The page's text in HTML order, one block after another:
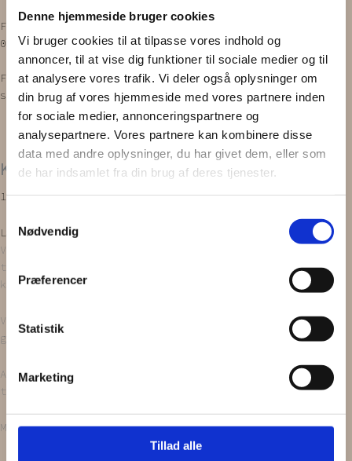
Denne hjemmeside bruger cookies
Vi bruger cookies til at tilpasse vores indhold og
annoncer, til at vise dig funktioner til sociale medier og til
at analysere vores trafik. Vi deler også oplysninger om
din brug af vores hjemmeside med vores partnere inden
for sociale medier, annonceringspartnere og
analysepartnere. Vores partnere kan kombinere disse
data med andre oplysninger, du har givet dem, eller som
de har indsamlet fra din brug af deres tjenester.
Nødvendig
Præferencer
Statistik
Marketing
Tillad alle
Facebook
Instagram
0,00 kr. 0 Kurv
Forside/PRODUKTER /Scrunchies /Kæmpe
scrunchie/ KÆMPE SCRUNCHIE | Rød
KÆMPE SCRUNCHIE | Rød
149,00kr.
Læg i kurv
Vores ’Kæmpe scrunchies’ bliver syet ud af upcyclede
tekstiler. Alt er håndlavet, endda med en stor portion
kærlighed!
Vores tekstiler bliver nøje udvalgt i diverse
genbrugsbutikker.
Alt bliver vasket i neutralt vaskepulver, inden vi
tryller dem om til funky hår accessories.
Måler omkring 25 cm i diameter.